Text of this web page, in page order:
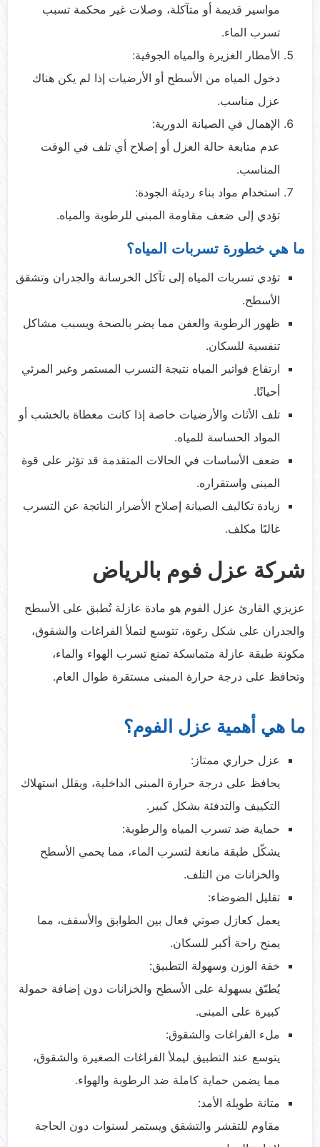
مواسير قديمة أو متآكلة، وصلات غير محكمة تسبب
تسرب الماء.
الأمطار الغزيرة والمياه الجوفية:
دخول المياه من الأسطح أو الأرضيات إذا لم يكن هناك
عزل مناسب.
الإهمال في الصيانة الدورية:
عدم متابعة حالة العزل أو إصلاح أي تلف في الوقت
المناسب.
استخدام مواد بناء رديئة الجودة:
تؤدي إلى ضعف مقاومة المبنى للرطوبة والمياه.
ما هي خطورة تسربات المياه؟
تؤدي تسربات المياه إلى تآكل الخرسانة والجدران وتشقق
الأسطح.
ظهور الرطوبة والعفن مما يضر بالصحة ويسبب مشاكل
تنفسية للسكان.
ارتفاع فواتير المياه نتيجة التسرب المستمر وغير المرئي
أحيانًا.
تلف الأثاث والأرضيات خاصة إذا كانت مغطاة بالخشب أو
المواد الحساسة للمياه.
ضعف الأساسات في الحالات المتقدمة قد تؤثر على قوة
المبنى واستقراره.
زيادة تكاليف الصيانة إصلاح الأضرار الناتجة عن التسرب
غالبًا مكلف.
شركة عزل فوم بالرياض
عزيزي القارئ عزل الفوم هو مادة عازلة تُطبق على الأسطح
والجدران على شكل رغوة، تتوسع لتملأ الفراغات والشقوق،
مكونة طبقة عازلة متماسكة تمنع تسرب الهواء والماء،
وتحافظ على درجة حرارة المبنى مستقرة طوال العام.
ما هي أهمية عزل الفوم؟
عزل حراري ممتاز:
يحافظ على درجة حرارة المبنى الداخلية، ويقلل استهلاك
التكييف والتدفئة بشكل كبير.
حماية ضد تسرب المياه والرطوبة:
يشكّل طبقة مانعة لتسرب الماء، مما يحمي الأسطح
والخزانات من التلف.
تقليل الضوضاء:
يعمل كعازل صوتي فعال بين الطوابق والأسقف، مما
يمنح راحة أكبر للسكان.
خفة الوزن وسهولة التطبيق:
يُطبّق بسهولة على الأسطح والخزانات دون إضافة حمولة
كبيرة على المبنى.
ملء الفراغات والشقوق:
يتوسع عند التطبيق ليملأ الفراغات الصغيرة والشقوق،
مما يضمن حماية كاملة ضد الرطوبة والهواء.
متانة طويلة الأمد:
مقاوم للتقشر والتشقق ويستمر لسنوات دون الحاجة